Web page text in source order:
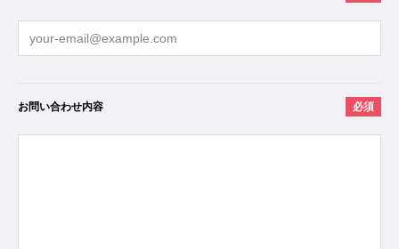
お問い合わせ内容 必須